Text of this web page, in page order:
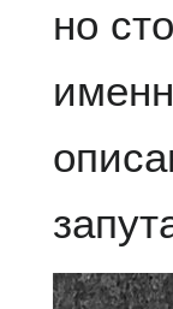
но